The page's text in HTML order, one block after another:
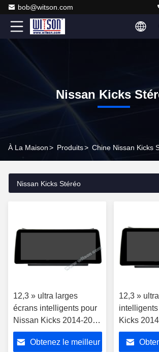
bob@witson.com
Nissan Kicks
À La Maison> Produits> Chine Nissan Kicks
Nissan Kicks Stéréo
12,3 » ultra larges
écrans intelligents pour
Nissan Kicks 2014-2019
microns de voiture de
stéréo 2017-2022 de
Obtenez le meilleur
12,3 »
Kicks
de voiture
2022 de